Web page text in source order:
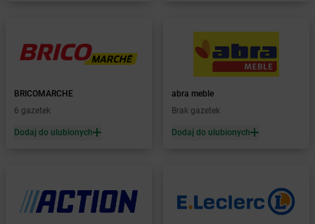
Żabka Baranowo
Żabka Barcin
Żabka Bardo
Żabka Barlinek
Żabka Barniewice
Żabka Barwałd Średni
Żabka Barwice
BRICOMARCHE
6 gazetek
Dodaj do ulubionych
abra meble
Brak gazetek
Dodaj do ulubionych